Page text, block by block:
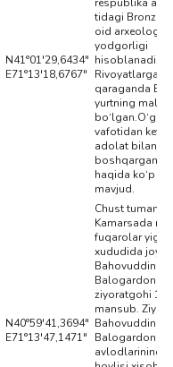
N41°01'29,6434"
E71°13'18,6767"
tidagi Bronza
oid arxeologiya
yodgorligi
hisoblanadi.
Rivoyatlarga
qaraganda
yurtning
bo‘lgan.O‘g‘li
vafotidan keyin
adolat bilan
boshqargan.
haqida ko‘p
mavjud.
N40°59'41,3694"
E71°13'47,1471"
Chust
Kamarsada
fuqarolar yig‘ini
xududida
Bahovuddin
Balogardon
ziyoratgohi
mansub.
Bahovuddin
Balogardon
avlodlarining